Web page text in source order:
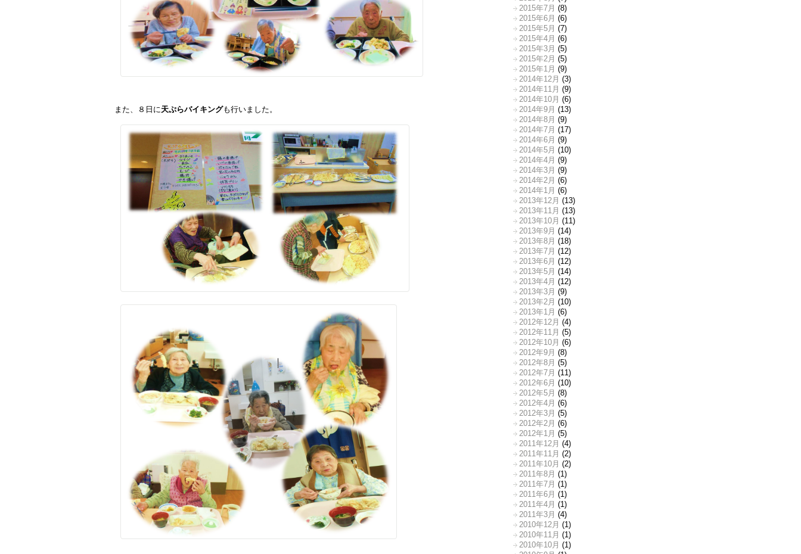
また、８日に天ぷらバイキングも行いました。
2015年7月 (8)
2015年6月 (6)
2015年5月 (7)
2015年4月 (6)
2015年3月 (5)
2015年2月 (5)
2015年1月 (9)
2014年12月 (3)
2014年11月 (9)
2014年10月 (6)
2014年9月 (13)
2014年8月 (9)
2014年7月 (17)
2014年6月 (9)
2014年5月 (10)
2014年4月 (9)
2014年3月 (9)
2014年2月 (6)
2014年1月 (6)
2013年12月 (13)
2013年11月 (13)
2013年10月 (11)
2013年9月 (14)
2013年8月 (18)
2013年7月 (12)
2013年6月 (12)
2013年5月 (14)
2013年4月 (12)
2013年3月 (9)
2013年2月 (10)
2013年1月 (6)
2012年12月 (4)
2012年11月 (5)
2012年10月 (6)
2012年9月 (8)
2012年8月 (5)
2012年7月 (11)
2012年6月 (10)
2012年5月 (8)
2012年4月 (6)
2012年3月 (5)
2012年2月 (6)
2012年1月 (5)
2011年12月 (4)
2011年11月 (2)
2011年10月 (2)
2011年8月 (1)
2011年7月 (1)
2011年6月 (1)
2011年4月 (1)
2011年3月 (4)
2010年12月 (1)
2010年11月 (1)
2010年10月 (1)